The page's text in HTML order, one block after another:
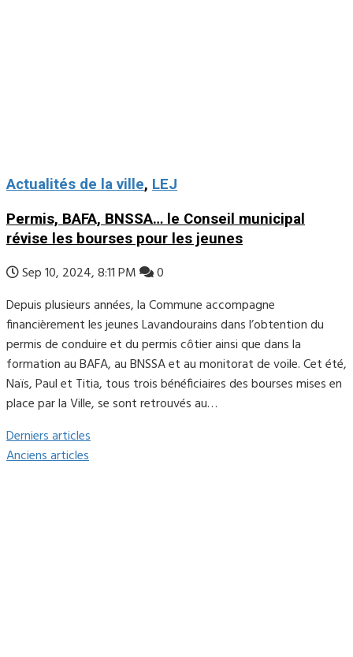
Actualités de la ville, LEJ
Permis, BAFA, BNSSA… le Conseil municipal
révise les bourses pour les jeunes
Sep 10, 2024, 8:11 PM
0
Depuis plusieurs années, la Commune accompagne
financièrement les jeunes Lavandourains dans l’obtention du
permis de conduire et du permis côtier ainsi que dans la
formation au BAFA, au BNSSA et au monitorat de voile. Cet été,
Naïs, Paul et Titia, tous trois bénéficiaires des bourses mises en
place par la Ville, se sont retrouvés au…
Derniers articles
Anciens articles